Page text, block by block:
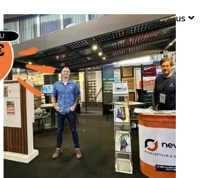
Services & Garanties Qui sommes-nous